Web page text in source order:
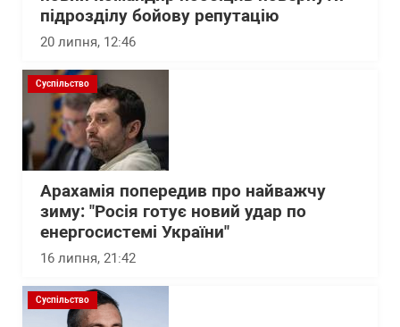
підрозділу бойову репутацію
20 липня, 12:46
Суспільство
Арахамія попередив про найважчу
зиму: "Росія готує новий удар по
енергосистемі України"
16 липня, 21:42
Суспільство